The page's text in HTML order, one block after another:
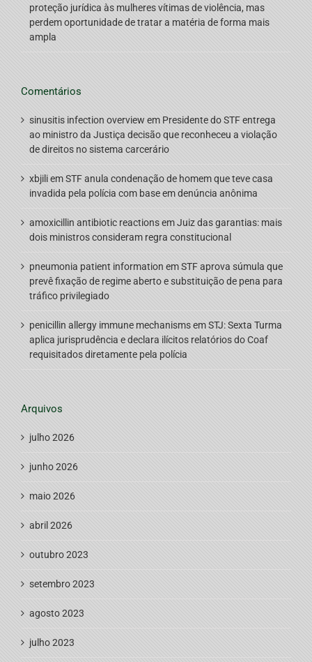
proteção jurídica às mulheres vítimas de violência, mas
perdem oportunidade de tratar a matéria de forma mais
ampla
Comentários
sinusitis infection overview em Presidente do STF entrega
ao ministro da Justiça decisão que reconheceu a violação
de direitos no sistema carcerário
xbjiliemSTF anula condenação de homem que teve casa
invadida pela polícia com base em denúncia anônima
amoxicillin antibiotic reactionsemJuiz das garantias: mais
dois ministros consideram regra constitucional
pneumonia patient information emSTF aprova súmula que
prevê fixação de regime aberto e substituição de pena para
tráfico privilegiado
penicillin allergy immune mechanismsemSTJ: Sexta Turma
aplica jurisprudência e declara ilícitos relatórios do Coaf
requisitados diretamente pela polícia
Arquivos
julho 2026
junho 2026
maio 2026
abril 2026
outubro 2023
setembro 2023
agosto 2023
julho 2023